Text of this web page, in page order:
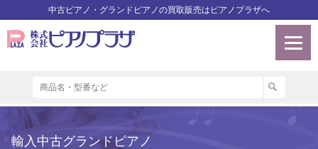
中古ピアノ・グランドピアノの買取販売はピアノプラザへ
輸入中古グランドピアノ